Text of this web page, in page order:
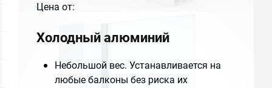
Цена от:
Холодный алюминий
Небольшой вес. Устанавливается на
любые балконы без риска их